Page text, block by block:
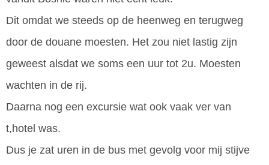
Dit omdat we steeds op de heenweg en terugweg
door de douane moesten. Het zou niet lastig zijn
geweest alsdat we soms een uur tot 2u. Moesten
wachten in de rij.
Daarna nog een excursie wat ook vaak ver van
t,hotel was.
Dus je zat uren in de bus met gevolg voor mij stijve